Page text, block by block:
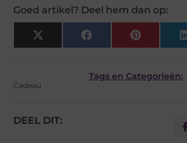
Goed artikel? Deel hem dan op:
X
(Twitter)
Facebook Pinterest
Tags en Categorieën:
Cadeau
DEEL DIT: